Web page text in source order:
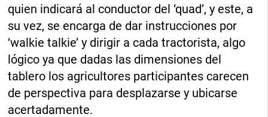
quien indicará al conductor del ‘quad’, y este, a
su vez, se encarga de dar instrucciones por
‘walkie talkie’ y dirigir a cada tractorista, algo
lógico ya que dadas las dimensiones del
tablero los agricultores participantes carecen
de perspectiva para desplazarse y ubicarse
acertadamente.